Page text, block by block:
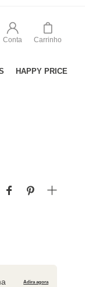
Conta Carrinho
HAPPY PRICE
Adira agora